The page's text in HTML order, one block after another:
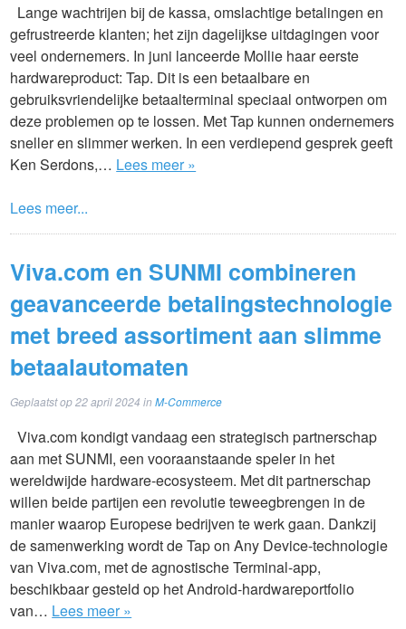
Lange wachtrijen bij de kassa, omslachtige betalingen en
gefrustreerde klanten; het zijn dagelijkse uitdagingen voor
veel ondernemers. In juni lanceerde Mollie haar eerste
hardwareproduct: Tap. Dit is een betaalbare en
gebruiksvriendelijke betaalterminal speciaal ontworpen om
deze problemen op te lossen. Met Tap kunnen ondernemers
sneller en slimmer werken. In een verdiepend gesprek geeft
Ken Serdons,… Lees meer »
Lees meer...
Viva.com en SUNMI combineren
geavanceerde betalingstechnologie
met breed assortiment aan slimme
betaalautomaten
Geplaatst op22 april 2024 inM-Commerce
Viva.com kondigt vandaag een strategisch partnerschap
aan met SUNMI, een vooraanstaande speler in het
wereldwijde hardware-ecosysteem. Met dit partnerschap
willen beide partijen een revolutie teweegbrengen in de
manier waarop Europese bedrijven te werk gaan. Dankzij
de samenwerking wordt de Tap on Any Device-technologie
van Viva.com, met de agnostische Terminal-app,
beschikbaar gesteld op het Android-hardwareportfolio
van… Lees meer »